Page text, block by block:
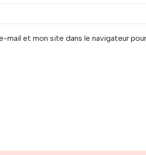
mail et mon site dans le navigateur